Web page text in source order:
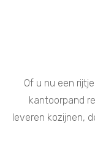
Of u nu een
kantoorpand
leveren kozijnen,